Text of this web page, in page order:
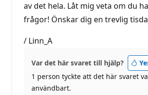
av det hela. Låt mig veta om du
frågor! Önskar dig en trevlig
/ Linn_A
Var det här svaret till hjälp?
1 person tyckte att det här svaret
användbart.